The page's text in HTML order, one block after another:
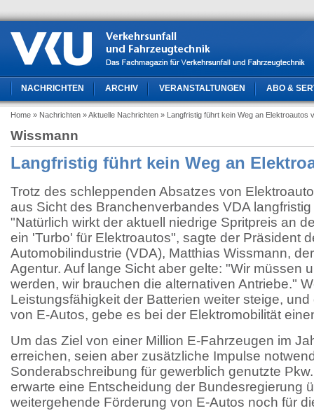
NACHRICHTEN ARCHIV VERANSTALTUNGEN ABO &
Home » Nachrichten » Aktuelle Nachrichten » Langfristig führt kein Weg an Elektroautos
Wissmann
Langfristig führt kein Weg an
Trotz des schleppenden Absatzes von
aus Sicht des Branchenverbandes VDA
"Natürlich wirkt der aktuell niedrige Spritpreis an
ein 'Turbo' für Elektroautos", sagte der Präsident
Automobilindustrie (VDA), Matthias Wissmann,
Agentur. Auf lange Sicht aber gelte: "Wir müssen
werden, wir brauchen die alternativen Antriebe."
Leistungsfähigkeit der Batterien weiter steige,
von E-Autos, gebe es bei der Elektromobilität
Um das Ziel von einer Million E-Fahrzeugen im
erreichen, seien aber zusätzliche Impulse
Sonderabschreibung für gewerblich genutzte
erwarte eine Entscheidung der Bundesregierung
weitergehende Förderung von E-Autos noch für